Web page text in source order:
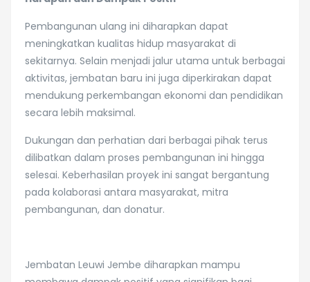
Pembangunan ulang ini diharapkan dapat
meningkatkan kualitas hidup masyarakat di
sekitarnya. Selain menjadi jalur utama untuk berbagai
aktivitas, jembatan baru ini juga diperkirakan dapat
mendukung perkembangan ekonomi dan pendidikan
secara lebih maksimal.
Dukungan dan perhatian dari berbagai pihak terus
dilibatkan dalam proses pembangunan ini hingga
selesai. Keberhasilan proyek ini sangat bergantung
pada kolaborasi antara masyarakat, mitra
pembangunan, dan donatur.
Jembatan Leuwi Jembe diharapkan mampu